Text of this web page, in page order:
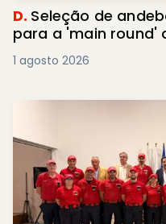
D. Seleção de
para a 'main round'
1 agosto 2026